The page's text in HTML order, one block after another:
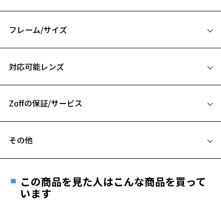
お気に入り
日常のコーディネートにも取り入れやすい一本です。
透明感のある表情で顔なじみが良く、日常から仕事まで使いやすい万
能なオーバル型です。
UV100％カットレンズを採用し、二重円盤パーツが上質なアクセント
【使用上の注意】
因となります。炎天下の車内や砂浜等に放置しない様ご注意くださ
■傷をつけるような金属と一緒にしまわないようご注意ください。
レンズの材質：プラスチック（コーティング）
レンズカラー：UVクリア/クリア
レンズ枠の材質：プラスチック
フレーム/サイズ
B ブリッジ(鼻部分)の横幅：19mm
対応可能レンズ
フレームとレンズの合計料金を知りたい方へ
Zoffの保証/サービス
安心1 フレーム１年間品質保証
その他
ご希望のお客さまは、「レンズ交換券」をお選びのうえ、
最寄りのZoff実店舗にてレンズをお買い求めください。
※サングラスやパッケージ品では「レンズ交換券」はお選び
この商品を見た人はこんな商品を買って
います